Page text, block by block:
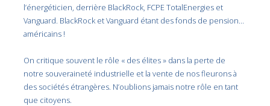
l’énergéticien, derrière BlackRock, FCPE TotalEnergies et
Vanguard. BlackRock et Vanguard étant des fonds de pension…
américains !
On critique souvent le rôle « des élites » dans la perte de
notre souveraineté industrielle et la vente de nos fleurons à
des sociétés étrangères. N’oublions jamais notre rôle en tant
que citoyens.